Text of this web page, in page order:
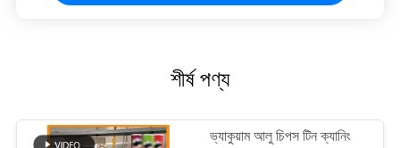
শীর্ষ পণ্য
ভ্যাকুয়াম আলু চিপস টিন ক্যানিং